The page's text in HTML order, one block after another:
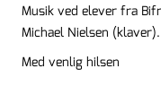
Musik ved elever fra
Michael Nielsen (klaver).
Med